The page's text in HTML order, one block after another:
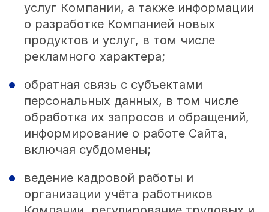
услуг Компании, а также информации
о разработке Компанией новых
продуктов и услуг, в том числе
рекламного характера;
обратная связь с субъектами
персональных данных, в том числе
обработка их запросов и обращений,
информирование о работе Сайта,
включая субдомены;
ведение кадровой работы и
организации учёта работников